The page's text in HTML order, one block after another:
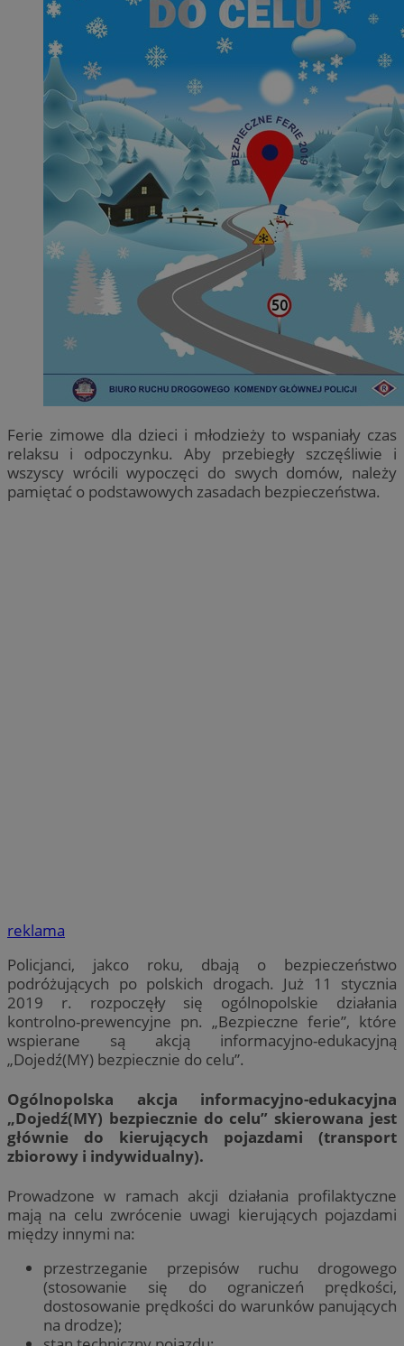
Ferie zimowe dla dzieci i młodzieży to wspaniały czas
relaksu i odpoczynku. Aby przebiegły szczęśliwie i
wszyscy wrócili wypoczęci do swych domów, należy
pamiętać o podstawowych zasadach bezpieczeństwa.
reklama
Policjanci, jakco roku, dbają o bezpieczeństwo
podróżujących po polskich drogach. Już 11 stycznia
2019 r. rozpoczęły się ogólnopolskie działania
kontrolno-prewencyjne pn. „Bezpieczne ferie”, które
wspierane są akcją informacyjno-edukacyjną
„Dojedź(MY) bezpiecznie do celu”.
Ogólnopolska akcja informacyjno-edukacyjna
„Dojedź(MY) bezpiecznie do celu” skierowana jest
głównie do kierujących pojazdami (transport
zbiorowy i indywidualny).
Prowadzone w ramach akcji działania profilaktyczne
mają na celu zwrócenie uwagi kierujących pojazdami
między innymi na:
przestrzeganie przepisów ruchu drogowego
(stosowanie się do ograniczeń prędkości,
dostosowanie prędkości do warunków panujących
na drodze);